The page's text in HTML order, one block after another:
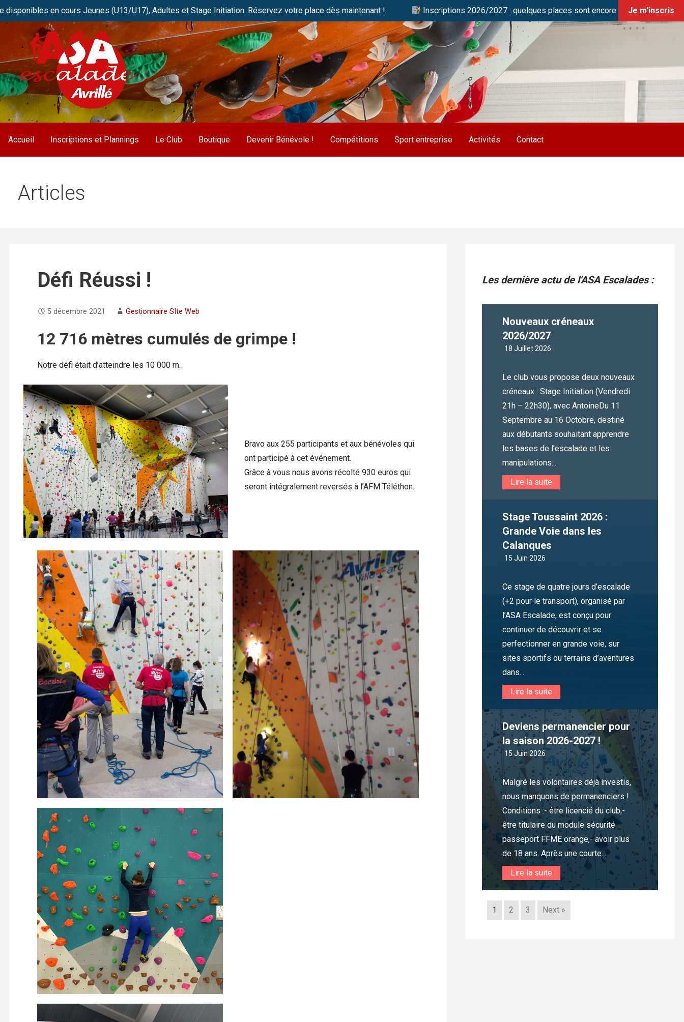
cours Jeunes (U13/U17), Adultes et Stage Initiation. Réservez votre place dès maintenant ! Inscriptions 2026/2027 : quelques places sont encore disponibles en coursJe m'inscris
Passer
contenu
Club de grimpe FFME d’Avrillé / Angers
Accueil
Inscriptions et Plannings Le Club Boutique Devenir Bénévole ! Compétitions Sport entreprise Activités Contact
Articles
Défi Réussi !
5 décembre 2021 Gestionnaire SIte Web
12 716 mètres cumulés de grimpe !
Notre défi était d’atteindre les 10 000 m.
Bravo aux 255 participants et aux bénévoles qui
ont participé à cet événement.
Grâce à vous nous avons récolté 930 euros qui
seront intégralement reversés à l’AFM Téléthon.
Les dernière actu de l'ASA Escalades :
Nouveaux créneaux
2026/2027
18 Juillet 2026
Le club vous propose deux nouveaux
créneaux : Stage Initiation (Vendredi
21h – 22h30), avec AntoineDu 11
Septembre au 16 Octobre, destiné
aux débutants souhaitant apprendre
les bases de l’escalade et les
manipulations...
Lire la suite
Stage Toussaint 2026 :
Grande Voie dans les
Calanques
15 Juin 2026
Ce stage de quatre jours d’escalade
(+2 pour le transport), organisé par
l’ASA Escalade, est conçu pour
continuer de découvrir et se
perfectionner en grande voie, sur
sites sportifs ou terrains d’aventures
dans...
Lire la suite
Deviens permanencier pour
la saison 2026-2027 !
15 Juin 2026
Malgré les volontaires déjà investis,
nous manquons de permanenciers !
Conditions :- être licencié du club,-
être titulaire du module sécurité
passeport FFME orange,- avoir plus
de 18 ans. Après une courte...
Lire la suite
1 2 3 Next »